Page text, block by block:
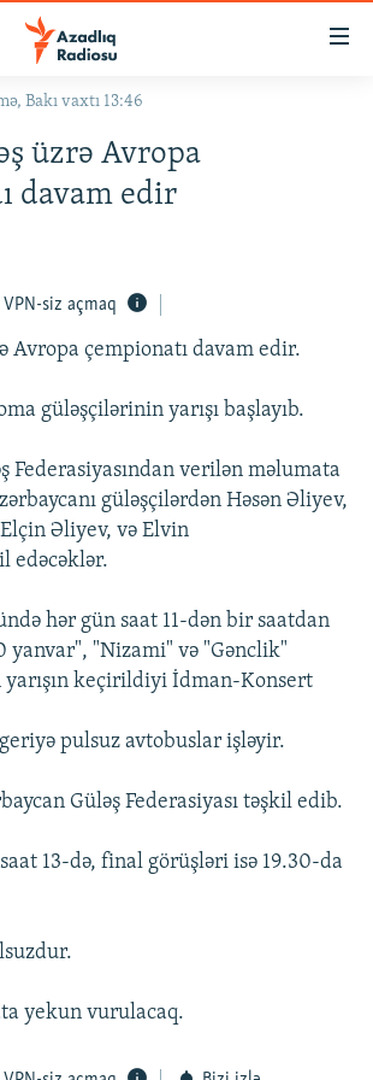
KITABXANASI
STANDARTLARIMIZ
ISTIFADƏ
TELEFONUNUZDA
saytları
Bakı vaxtı 13:46
üzrə Avropa
davam edir
VPN-siz açmaq
Avropa çempionatı davam edir.
güləşçilərinin yarışı başlayıb.
Federasiyasından verilən məlumata
güləşçilərdən Həsən Əliyev,
Əliyev, və Elvin
edəcəklər.
hər gün saat 11-dən bir saatdan
yanvar", "Nizami" və "Gənclik"
yarışın keçirildiyi İdman-Konsert
pulsuz avtobuslar işləyir.
Güləş Federasiyası təşkil edib.
13-də, final görüşləri isə 19.30-da
yekun vurulacaq.